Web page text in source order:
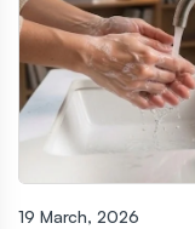
19 March, 2026